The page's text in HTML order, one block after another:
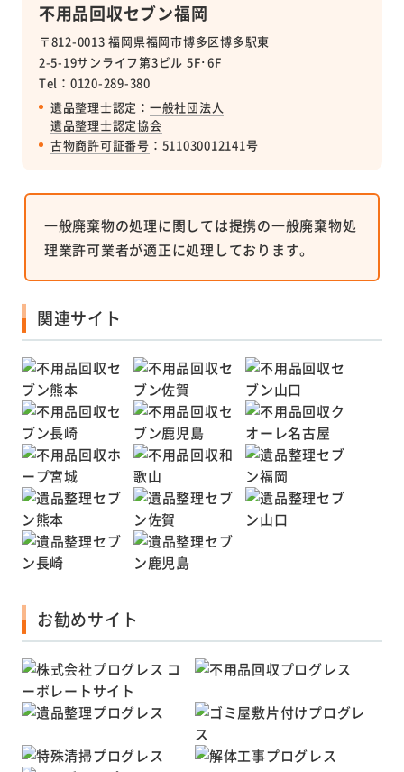
不用品回収セブン福岡
〒812-0013 福岡県福岡市博多区博多駅東
2-5-19サンライフ第3ビル 5F･6F
Tel：0120-289-380
遺品整理士認定： 一般社団法人
遺品整理士認定協会
古物商許可証番号 ：511030012141号
一般廃棄物の処理に関しては提携の一般廃棄物処
理業許可業者が適正に処理しております。
関連サイト
お勧めサイト